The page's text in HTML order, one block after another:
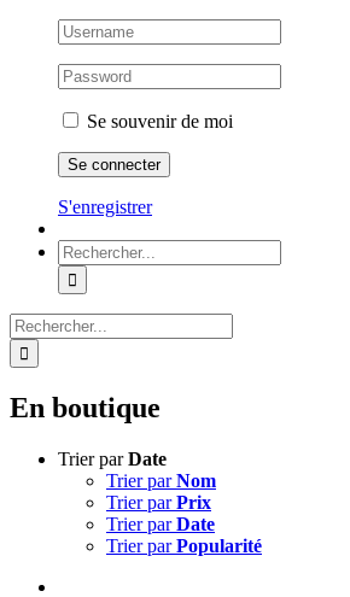
Se souvenir de moi
S'enregistrer
Rechercher:
Rechercher:
En boutique
Trier parDate
Trier parNom
Trier parPrix
Trier parDate
Trier parPopularité